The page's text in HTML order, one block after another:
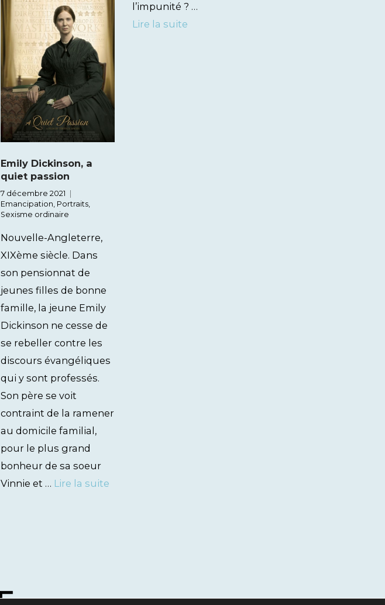
l’impunité ? …
Lire la suite
Emily Dickinson, a
quiet passion
7 décembre 2021
Emancipation, Portraits,
Sexisme ordinaire
Nouvelle-Angleterre,
XIXème siècle. Dans
son pensionnat de
jeunes filles de bonne
famille, la jeune Emily
Dickinson ne cesse de
se rebeller contre les
discours évangéliques
qui y sont professés.
Son père se voit
contraint de la ramener
au domicile familial,
pour le plus grand
bonheur de sa soeur
Vinnie et … Lire la suite